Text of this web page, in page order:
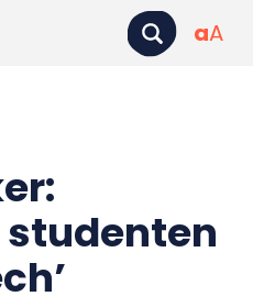
aA
studenten